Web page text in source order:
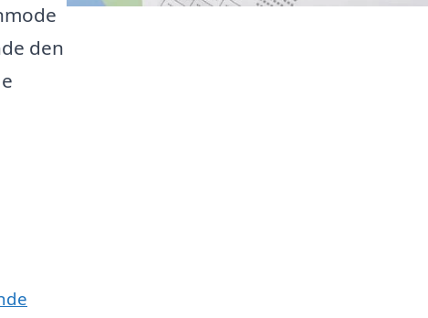
den